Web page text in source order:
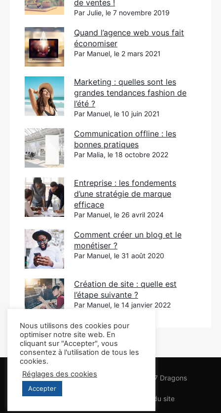
de ventes !
Par Julie, le 7 novembre 2019
Quand l’agence web vous fait
économiser
Par Manuel, le 2 mars 2021
Marketing : quelles sont les
grandes tendances fashion de
l’été ?
Par Manuel, le 10 juin 2021
Communication offline : les
bonnes pratiques
Par Malia, le 18 octobre 2022
Entreprise : les fondements
d’une stratégie de marque
efficace
Par Manuel, le 26 avril 2024
Comment créer un blog et le
monétiser ?
Par Manuel, le 31 août 2020
Création de site : quelle est
l’étape suivante ?
Par Manuel, le 14 janvier 2022
Les conseils Business Marketing des 7 Dragons
Lexique Plan du site
Nous utilisons des cookies pour
optimiser notre site web. En
cliquant sur "Accepter", vous
consentez à l'utilisation de tous les
cookies.
Réglages des cookies
Accepter